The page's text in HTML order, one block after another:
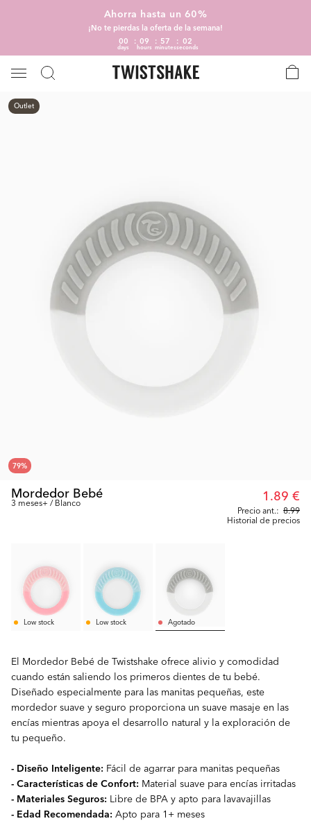
Ahorra hasta un 60%
¡No te pierdas la oferta de la semana!
00
days
09
hours
57
minutes
01
seconds
Outlet
79%
Mordedor Bebé
3 meses+ / Blanco
Precio ant.: 8.99
1.89 €
Historial de precios
Low stock Low stock Agotado
El Mordedor Bebé de Twistshake ofrece alivio y comodidad
cuando están saliendo los primeros dientes de tu bebé.
Diseñado especialmente para las manitas pequeñas, este
mordedor suave y seguro proporciona un suave masaje en las
encías mientras apoya el desarrollo natural y la exploración de
tu pequeño.
- Diseño Inteligente: Fácil de agarrar para manitas pequeñas
- Características de Confort: Material suave para encías irritadas
- Materiales Seguros: Libre de BPA y apto para lavavajillas
- Edad Recomendada: Apto para 1+ meses